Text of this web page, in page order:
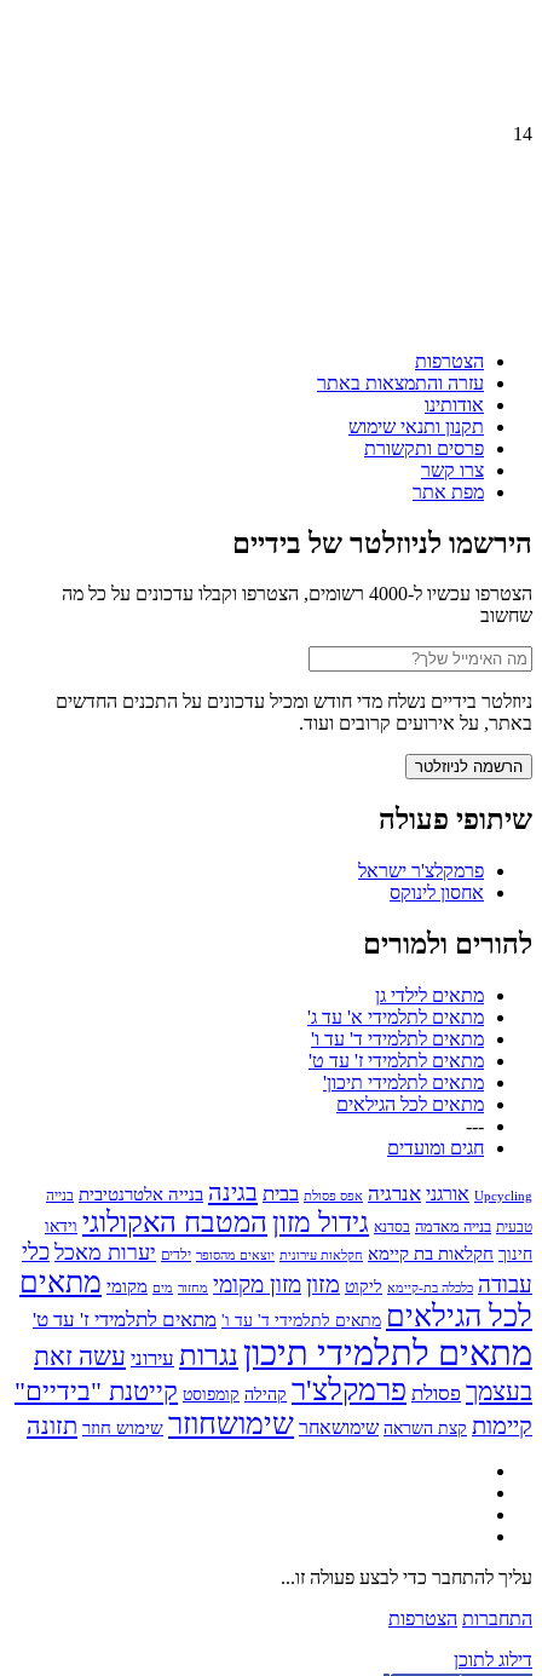
14
הצטרפות
עזרה והתמצאות באתר
אודותינו
תקנון ותנאי שימוש
פרסים ותקשורת
צרו קשר
מפת אתר
הירשמו לניוזלטר של בידיים
הצטרפו עכשיו ל-4000 רשומים, הצטרפו וקבלו עדכונים על כל מה
שחשוב
ניוזלטר בידיים נשלח מדי חודש ומכיל עדכונים על התכנים החדשים
באתר, על אירועים קרובים ועוד.
שיתופי פעולה
פרמקלצ'ר ישראל
אחסון לינוקס
להורים ולמורים
מתאים לילדי גן
מתאים לתלמידי א' עד ג'
מתאים לתלמידי ד' עד ו'
מתאים לתלמידי ז' עד ט'
מתאים לתלמידי תיכון'
מתאים לכל הגילאים
---
חגים ומועדים
Upcycling אורגני אנרגיה אפס פסולת בבית בגינה בנייה אלטרנטיבית בנייה
טבעית בנייה מאדמה בסדנא גידול מזון המטבח האקולוגי וידאו
חינוך חקלאות בת קיימא חקלאות עירונית יוצאים מהסופר ילדים יערות מאכל כלי
עבודה כלכלה בת-קיימא ליקוט מזוןמזון מקומי מחזור מים מקומי מתאים
לכל הגילאים מתאים לתלמידי ד' עד ו' מתאים לתלמידי ז' עד ט'
מתאים לתלמידי תיכון נגרות עירוני עשה זאת
בעצמך פסולת פרמקלצ'ר קהילה קומפוסט קייטנת "בידיים"
קיימות קצת השראה שימושאחר שימושחוזר שימוש חוזר תזונה
עליך להתחבר כדי לבצע פעולה זו...
התחברות הצטרפות
דילוג לתוכן